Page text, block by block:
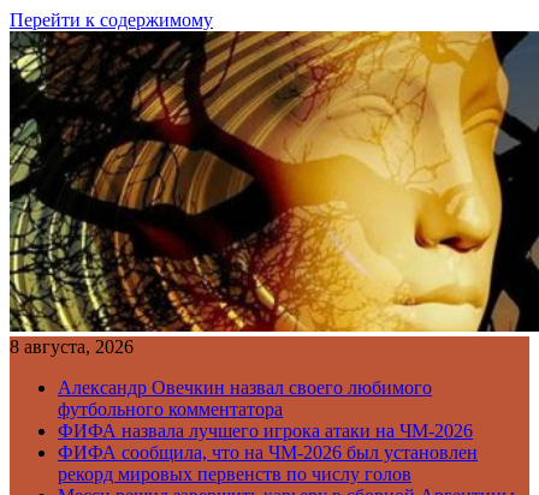
Перейти к содержимому
8 августа, 2026
Александр Овечкин назвал своего любимого
футбольного комментатора
ФИФА назвала лучшего игрока атаки на ЧМ-2026
ФИФА сообщила, что на ЧМ-2026 был установлен
рекорд мировых первенств по числу голов